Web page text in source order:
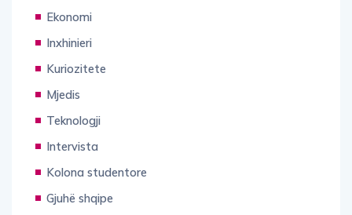
Ekonomi
Inxhinieri
Kuriozitete
Mjedis
Teknologji
Intervista
Kolona studentore
Gjuhë shqipe